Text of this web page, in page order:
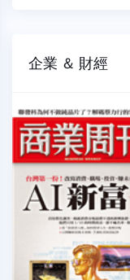
企業 ＆ 財經